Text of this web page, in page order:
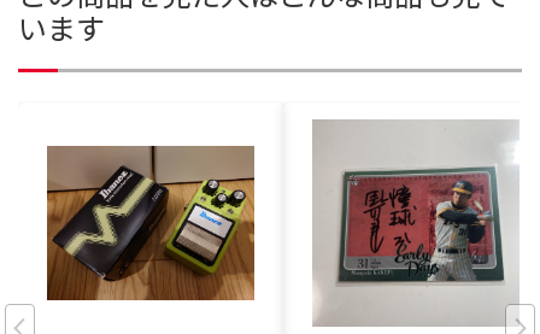
います